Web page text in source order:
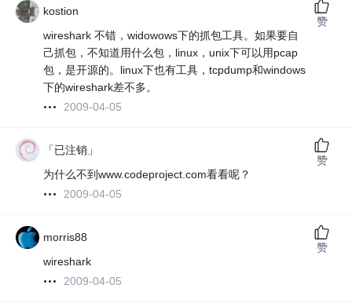
kostion
wireshark 不错，widowows下的抓包工具。如果要自
己抓包，不知道用什么包，linux，unix下可以用pcap
包，是开源的。linux下也有工具，tcpdump和windows
下的wireshark差不多。
2009-04-05
赞
「已注销」
为什么不到www.codeproject.com看看呢？
2009-04-05
赞
morris88
wireshark
2009-04-05
赞